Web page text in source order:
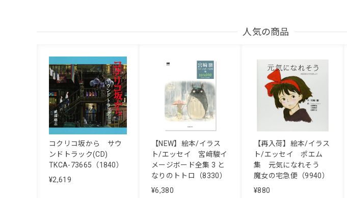
人気の商品
コクリコ坂から サウ
ンドトラック(CD)
TKCA-73665（1840）
¥2,619
【NEW】絵本/イラス
ト/エッセイ 宮﨑駿イ
メージボード全集 3 と
なりのトトロ（8330）
¥6,380
【再入荷】絵本/イラス
ト/エッセイ ポエム
集 元気になれそう
魔女の宅急便（9940）
¥880